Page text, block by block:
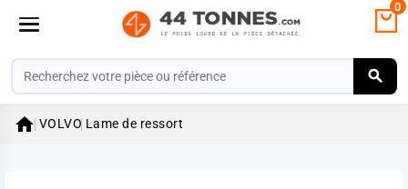
0
 VOLVO Lame de ressort